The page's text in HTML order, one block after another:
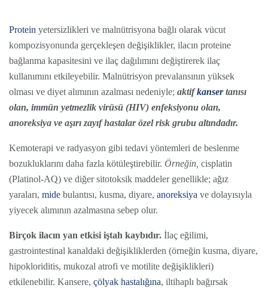
Protein yetersizlikleri ve malnütrisyona bağlı olarak vücut
kompozisyonunda gerçekleşen değişiklikler, ilacın proteine
bağlanma kapasitesini ve ilaç dağılımını değiştirerek ilaç
kullanımını etkileyebilir. Malnütrisyon prevalansının yüksek
olması ve diyet alımının azalması nedeniyle; aktifkansertanısı
olan, immün yetmezlik virüsü (HIV) enfeksiyonu olan,
anoreksiya ve aşırı zayıf hastalar özel risk grubu altındadır.
Kemoterapi ve radyasyon gibi tedavi yöntemleri de beslenme
bozukluklarını daha fazla kötüleştirebilir. Örneğin, cisplatin
(Platinol-AQ) ve diğer sitotoksik maddeler genellikle; ağız
yaraları, mide bulantısı, kusma, diyare, anoreksiya ve dolayısıyla
yiyecek alımının azalmasına sebep olur.
Birçok ilacın yan etkisi iştah kaybıdır. İlaç eğilimi,
gastrointestinal kanaldaki değişikliklerden (örneğin kusma, diyare,
hipokloriditis, mukozal atrofi ve motilite değişiklikleri)
etkilenebilir. Kansere, çölyak hastalığına, iltihaplı bağırsak